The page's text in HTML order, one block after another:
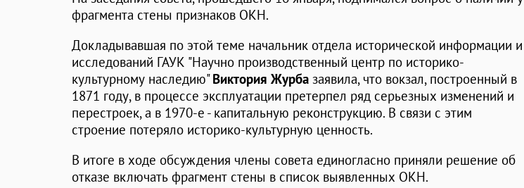
фрагмента стены признаков ОКН.
Докладывавшая по этой теме начальник отдела исторической информации и
исследований ГАУК "Научно производственный центр по историко-
культурному наследию"Виктория Журба заявила, что вокзал, построенный в
1871 году, в процессе эксплуатации претерпел ряд серьезных изменений и
перестроек, а в 1970-е - капитальную реконструкцию. В связи с этим
строение потеряло историко-культурную ценность.
В итоге в ходе обсуждения члены совета единогласно приняли решение об
отказе включать фрагмент стены в список выявленных ОКН.